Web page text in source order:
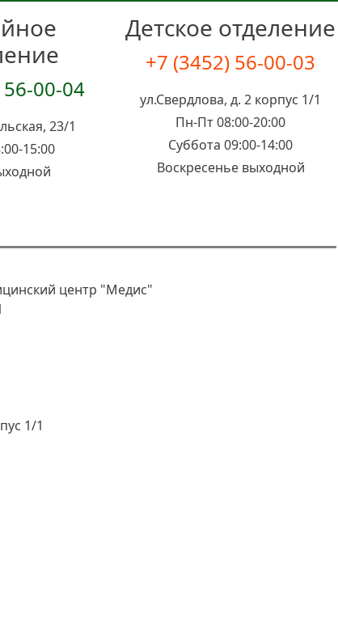
00-04
23/1
15:00
Детское отделение
+7 (3452) 56-00-03
ул.Свердлова, д. 2 корпус 1/1
Пн-Пт 08:00-20:00
Суббота 09:00-14:00
Воскресенье выходной
центр "Медис"
1/1